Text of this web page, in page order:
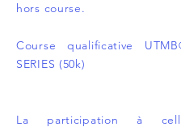
hors course.
Course qualificative
SERIES (50k)
La participation à